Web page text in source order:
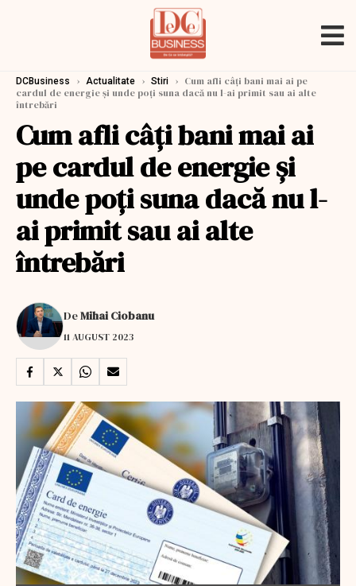
DCBusiness › Actualitate › Stiri › Cum afli câţi bani mai ai pe
cardul de energie şi unde poţi suna dacă nu l-ai primit sau ai alte
întrebări
Cum afli câţi bani mai ai
pe cardul de energie şi
unde poţi suna dacă nu l-
ai primit sau ai alte
întrebări
DeMihai Ciobanu
11 AUGUST 2023